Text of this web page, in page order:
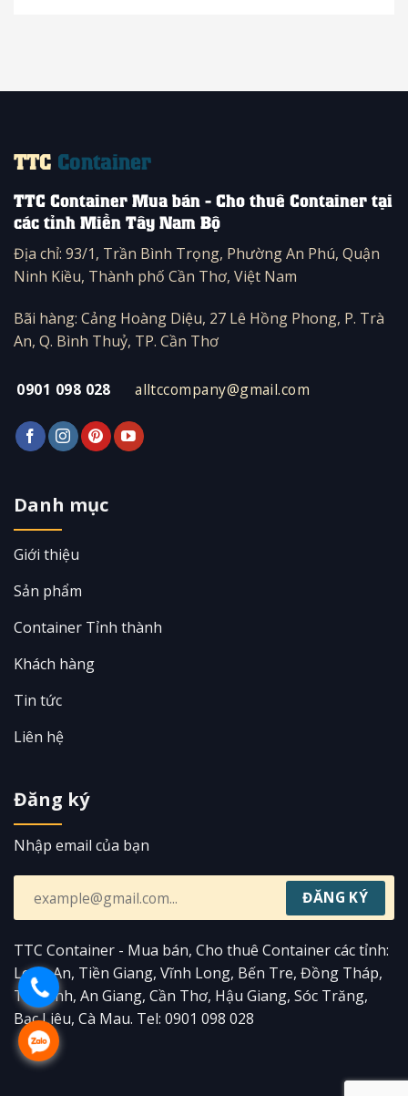
TTC Container
TTC Container Mua bán - Cho thuê Container tại
các tỉnh Miền Tây Nam Bộ
Địa chỉ: 93/1, Trần Bình Trọng, Phường An Phú, Quận
Ninh Kiều, Thành phố Cần Thơ, Việt Nam
Bãi hàng: Cảng Hoàng Diệu, 27 Lê Hồng Phong, P. Trà
An, Q. Bình Thuỷ, TP. Cần Thơ
0901 098 028 alltccompany@gmail.com
Danh mục
Giới thiệu
Sản phẩm
Container Tỉnh thành
Khách hàng
Tin tức
Liên hệ
Đăng ký
Nhập email của bạn
TTC Container - Mua bán, Cho thuê Container các tỉnh:
Long An, Tiền Giang, Vĩnh Long, Bến Tre, Đồng Tháp,
Trà Vinh, An Giang, Cần Thơ, Hậu Giang, Sóc Trăng,
Bạc Liêu, Cà Mau. Tel: 0901 098 028